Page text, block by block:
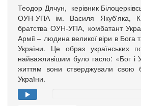
Теодор Дячун, керівник
ОУН-УПА ім. Василя Якуб'яка,
братства ОУН-УПА, комбатант
Армії – людина великої віри в Бога
України. Це образ українських
найважливішим було гасло: «Бог і
життям вони стверджували
України.